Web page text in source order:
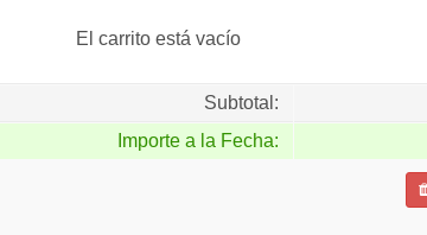
El carrito está vacío
Subtotal:
Importe a la Fecha: